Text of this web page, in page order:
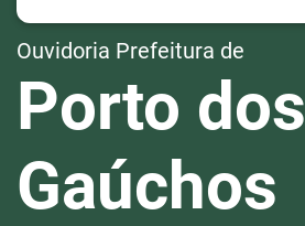
Ouvidoria Prefeitura de
Porto dos
Gaúchos